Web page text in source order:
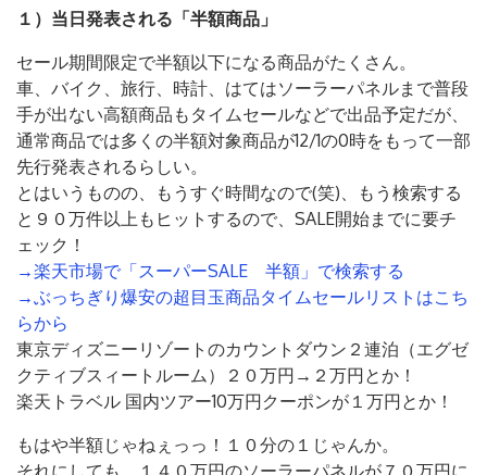
１）当日発表される「半額商品」
セール期間限定で半額以下になる商品がたくさん。
車、バイク、旅行、時計、はてはソーラーパネルまで普段
手が出ない高額商品もタイムセールなどで出品予定だが、
通常商品では多くの半額対象商品が12/1の0時をもって一部
先行発表されるらしい。
とはいうものの、もうすぐ時間なので(笑)、もう検索する
と９０万件以上もヒットするので、SALE開始までに要チ
ェック！
→楽天市場で「スーパーSALE 半額」で検索する
→ぶっちぎり爆安の超目玉商品タイムセールリストはこち
らから
東京ディズニーリゾートのカウントダウン２連泊（エグゼ
クティブスィートルーム）２０万円→２万円とか！
楽天トラベル 国内ツアー10万円クーポンが１万円とか！
もはや半額じゃねぇっっ！１０分の１じゃんか。